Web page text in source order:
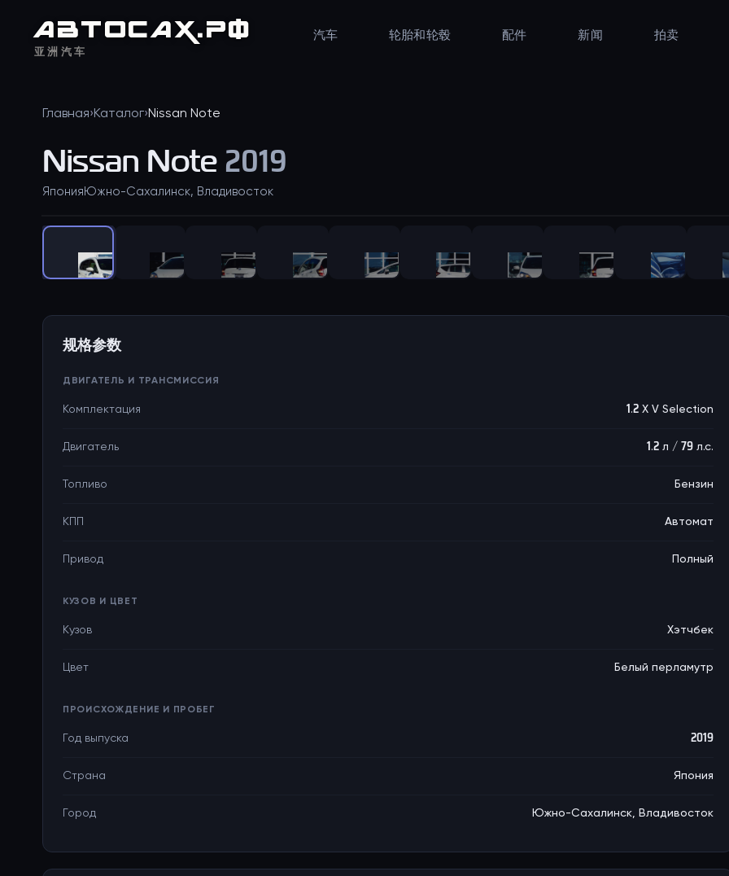
АВТОСАХ.РФ
亚洲汽车
汽车 轮胎和轮毂 配件 新闻 拍卖
Главная›Каталог›Nissan Note
Nissan Note2019
Япония Южно-Сахалинск, Владивосток
规格参数
ДВИГАТЕЛЬ И ТРАНСМИССИЯ
Комплектация 1.2 X V Selection
Двигатель 1.2 л / 79 л.с.
Топливо Бензин
КПП Автомат
Привод Полный
КУЗОВ И ЦВЕТ
Кузов Хэтчбек
Цвет Белый перламутр
ПРОИСХОЖДЕНИЕ И ПРОБЕГ
Год выпуска 2019
Страна Япония
Город Южно-Сахалинск, Владивосток